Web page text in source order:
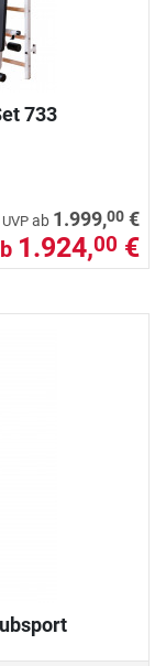
733
UVP ab 1.999,00 €
1.924,00 €